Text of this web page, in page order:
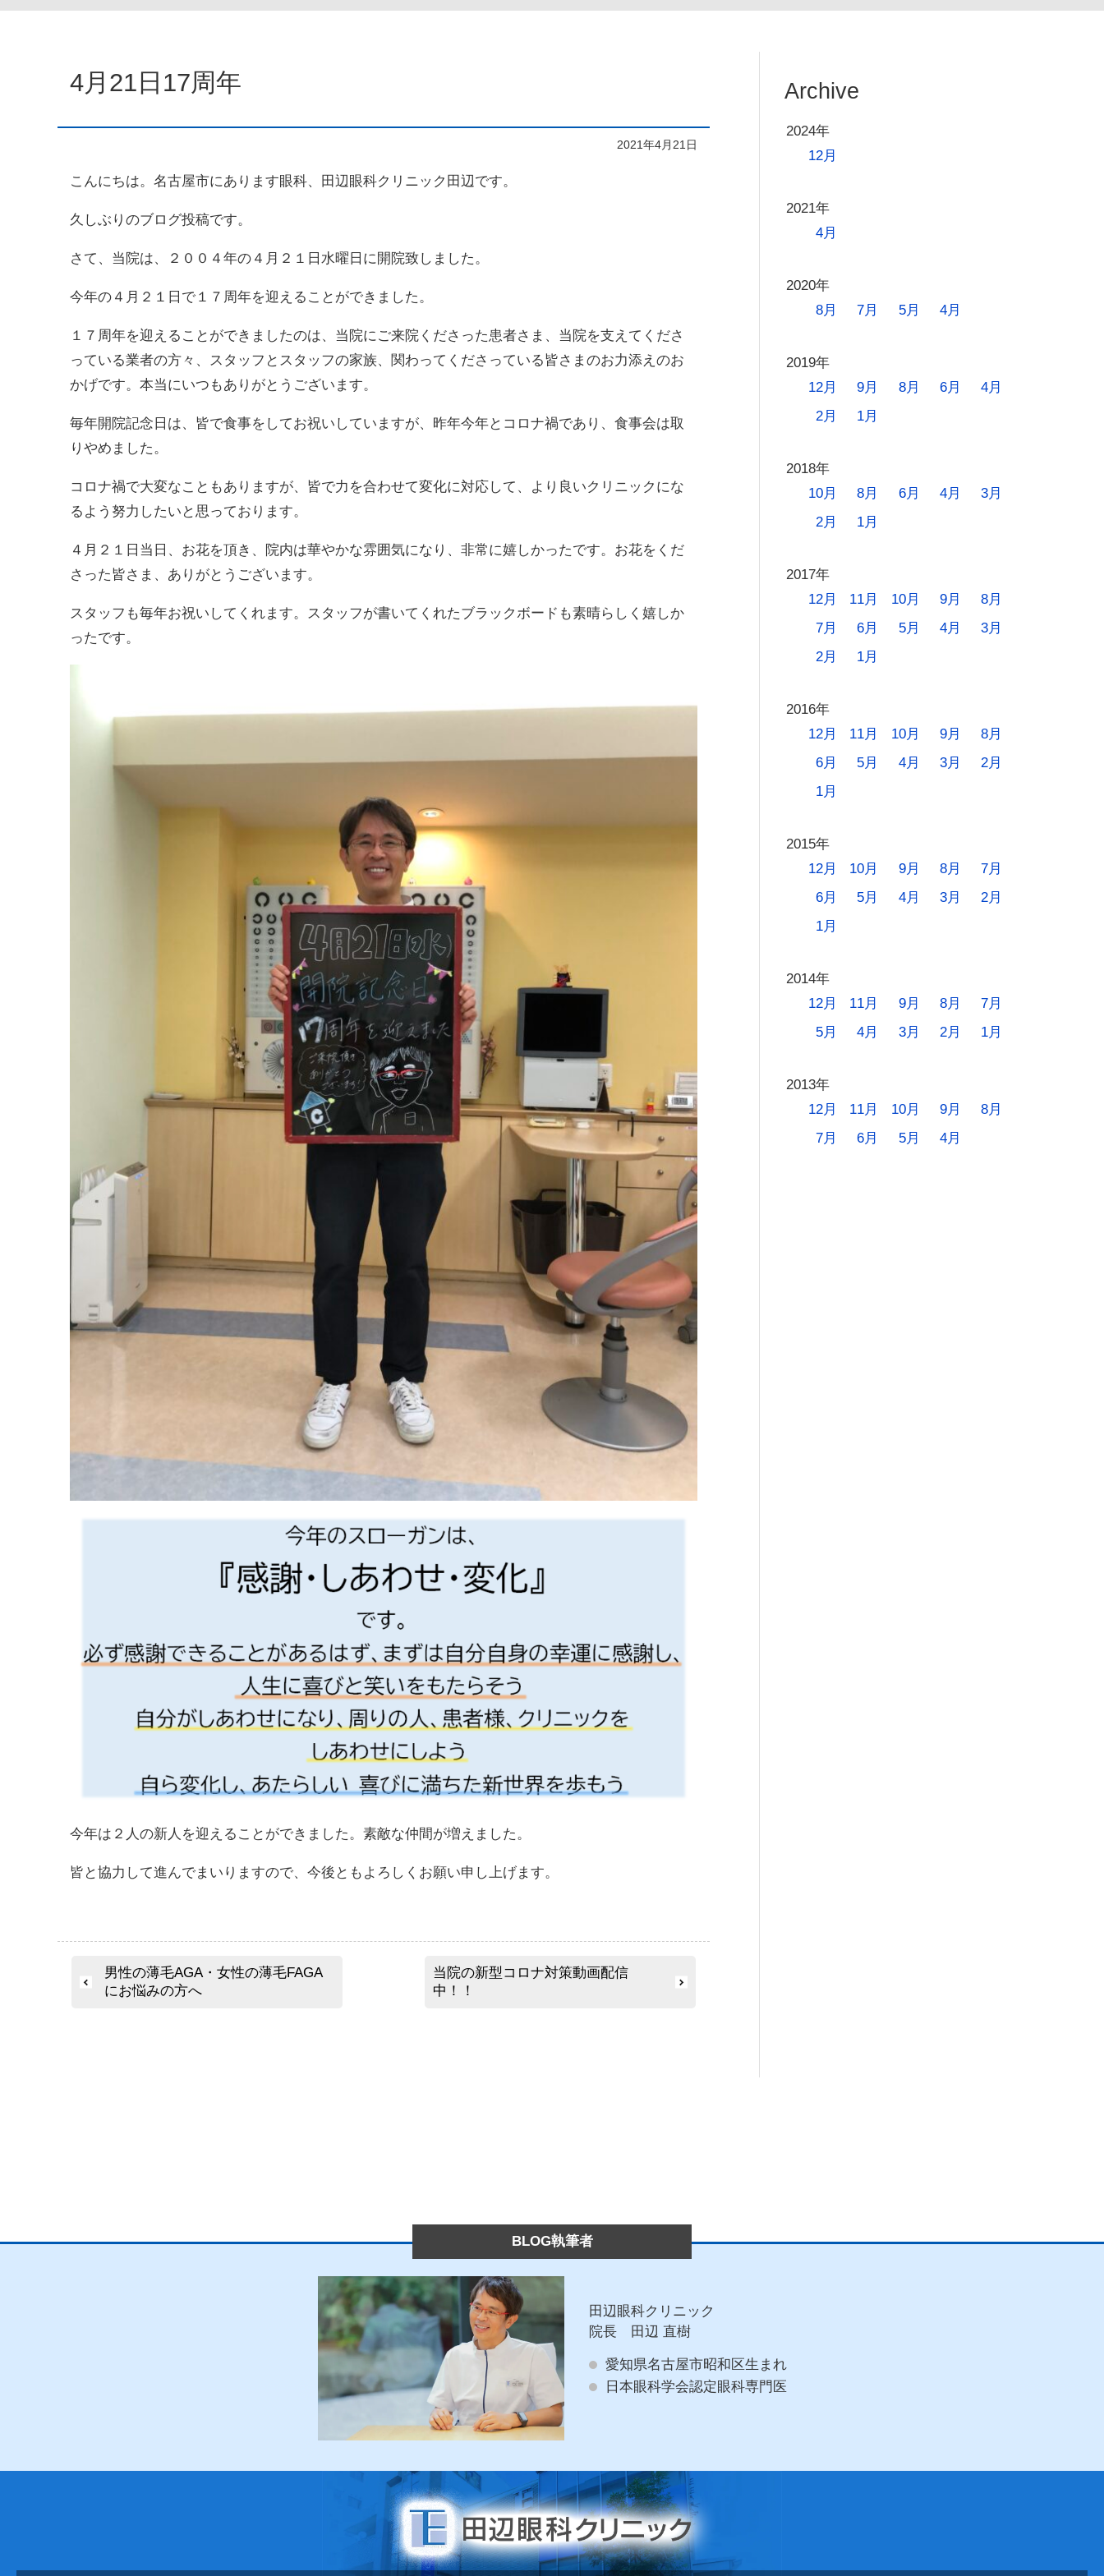
4月21日17周年
2021年4月21日
こんにちは。名古屋市にあります眼科、田辺眼科クリニック田辺です。
久しぶりのブログ投稿です。
さて、当院は、２００４年の４月２１日水曜日に開院致しました。
今年の４月２１日で１７周年を迎えることができました。
１７周年を迎えることができましたのは、当院にご来院くださった患者さま、当院を支えてくださ
っている業者の方々、スタッフとスタッフの家族、関わってくださっている皆さまのお力添えのお
かげです。本当にいつもありがとうございます。
毎年開院記念日は、皆で食事をしてお祝いしていますが、昨年今年とコロナ禍であり、食事会は取
りやめました。
コロナ禍で大変なこともありますが、皆で力を合わせて変化に対応して、より良いクリニックにな
るよう努力したいと思っております。
４月２１日当日、お花を頂き、院内は華やかな雰囲気になり、非常に嬉しかったです。お花をくだ
さった皆さま、ありがとうございます。
スタッフも毎年お祝いしてくれます。スタッフが書いてくれたブラックボードも素晴らしく嬉しか
ったです。
今年は２人の新人を迎えることができました。素敵な仲間が増えました。
皆と協力して進んでまいりますので、今後ともよろしくお願い申し上げます。
当院の新型コロナ対策動画配信
中！！
男性の薄毛AGA・女性の薄毛FAGA
にお悩みの方へ
Archive
2024年
12月
2021年
4月
2020年
8月
7月 5月 4月
2019年
12月
9月 8月 6月
4月
2月
1月
2018年
10月
8月 6月 4月
3月
2月
1月
2017年
12月
11月 10月 9月
8月
7月
6月 5月 4月
3月
2月
1月
2016年
12月
11月 10月 9月
8月
6月
5月 4月 3月
2月
1月
2015年
12月
10月 9月 8月
7月
6月
5月 4月 3月
2月
1月
2014年
12月
11月 9月 8月
7月
5月
4月 3月 2月 1月
2013年
12月
11月 10月 9月
8月
7月
6月 5月 4月
BLOG執筆者
田辺眼科クリニック
院長 田辺 直樹
愛知県名古屋市昭和区生まれ
日本眼科学会認定眼科専門医